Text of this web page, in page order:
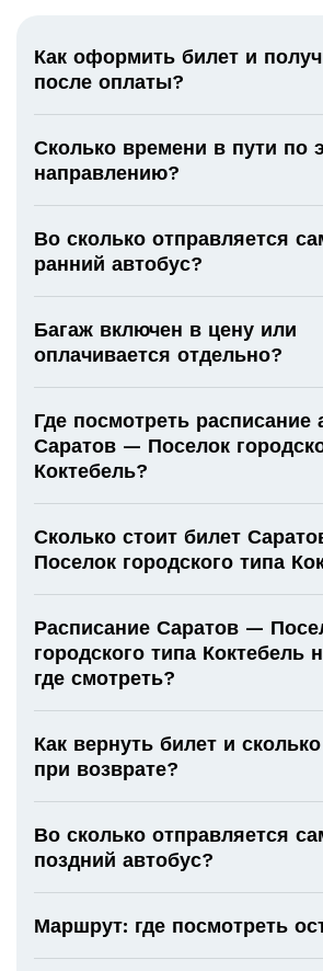
Как оформить билет и
после оплаты?
Сколько времени в пути по
направлению?
Во сколько отправляется
ранний автобус?
Багаж включен в цену или
оплачивается отдельно?
Где посмотреть расписание
Саратов — Поселок
Коктебель?
Сколько стоит билет
Поселок городского типа
Расписание Саратов —
городского типа Коктебель
где смотреть?
Как вернуть билет и
при возврате?
Во сколько отправляется
поздний автобус?
Маршрут: где посмотреть